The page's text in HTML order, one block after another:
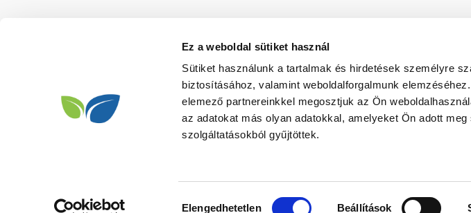
Ez a weboldal sütiket használ
Sütiket használunk a tartalmak és hirdetések személyre
biztosításához, valamint weboldalforgalmunk
elemező partnereinkkel megosztjuk az Ön
az adatokat más olyan adatokkal, amelyeket Ön adott
szolgáltatásokból gyűjtöttek.
Elengedhetetlen Beállítások